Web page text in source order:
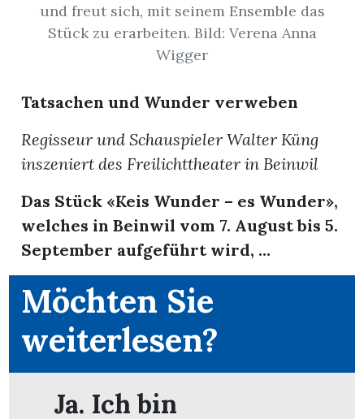
und freut sich, mit seinem Ensemble das
Stück zu erarbeiten. Bild: Verena Anna
Wigger
Tatsachen und Wunder verweben
Regisseur und Schauspieler Walter Küng
inszeniert des Freilichttheater in Beinwil
Das Stück «Keis Wunder – es Wunder»,
welches in Beinwil vom 7. August bis 5.
September aufgeführt wird, ...
Möchten Sie
weiterlesen?
Ja. Ich bin